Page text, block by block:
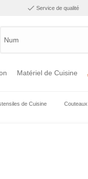
Service de qualité
Numéro
Matériel de Cuisine
de Cuisine